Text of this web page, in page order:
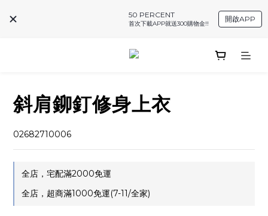
50 PERCENT
首次下載APP就送300購物金!!
開啟APP
斜肩鉚釘修身上衣
02682710006
全店，宅配滿2000免運
全店，超商滿1000免運(7-11/全家)